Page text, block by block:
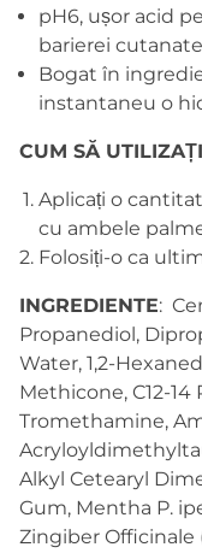
pH6, ușor acid
barierei
Bogat în
instantaneu o
CUM SĂ
Aplicați o
cu ambele
Folosiți-o ca
INGREDIENTE:
Propanediol,
Water, 1,2-
Methicone, C12-14
Tromethamine,
Alkyl Cetearyl
Gum, Mentha P.
Zingiber Officinale